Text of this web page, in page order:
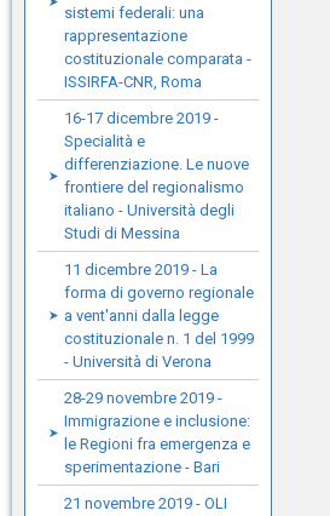
sistemi federali: una
rappresentazione
costituzionale comparata -
ISSIRFA-CNR, Roma
16-17 dicembre 2019 -
Specialità e
differenziazione. Le nuove
frontiere del regionalismo
italiano - Università degli
Studi di Messina
11 dicembre 2019 - La
forma di governo regionale
a vent'anni dalla legge
costituzionale n. 1 del 1999
- Università di Verona
28-29 novembre 2019 -
Immigrazione e inclusione:
le Regioni fra emergenza e
sperimentazione - Bari
21 novembre 2019 - OLI